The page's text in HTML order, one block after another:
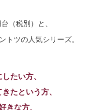
（税別）と、
ツの人気シリーズ。
たい方、
たという方、
な方、